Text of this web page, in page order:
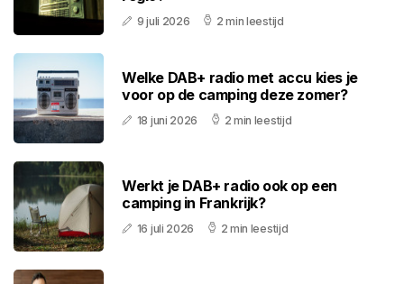
9 juli 2026 2 min leestijd
Welke DAB+ radio met accu kies je
voor op de camping deze zomer?
18 juni 2026 2 min leestijd
Werkt je DAB+ radio ook op een
camping in Frankrijk?
16 juli 2026 2 min leestijd